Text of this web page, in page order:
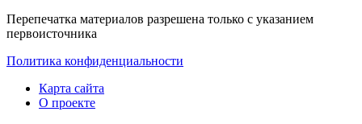
Перепечатка материалов разрешена только с указанием
первоисточника
Политика конфиденциальности
Карта сайта
О проекте